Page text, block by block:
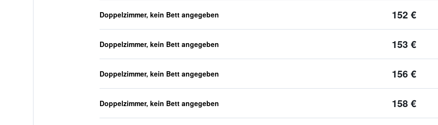
Doppelzimmer, kein Bett angegeben 152 €
Doppelzimmer, kein Bett angegeben 153 €
Doppelzimmer, kein Bett angegeben 156 €
Doppelzimmer, kein Bett angegeben 158 €